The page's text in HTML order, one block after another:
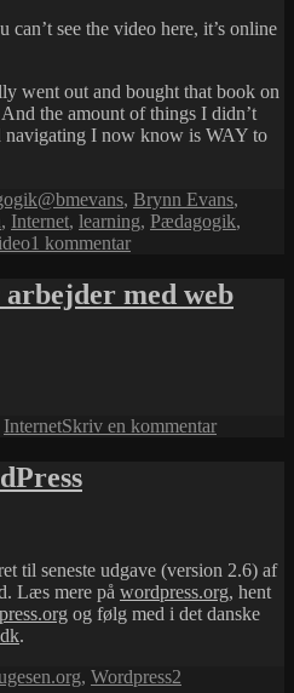
see the video here, it’s online
went out and bought that book on
the amount of things I didn’t
navigating I now know is WAY to
Tags
@bmevans, Brynn Evans,
, Internet, learning, Pædagogik,
1 kommentartil
Cognition
and
med web
InternetSkriv en kommentartil
til seneste udgave (version 2.6) af
Læs mere på wordpress.org, hent
og følg med i det danske
.
, Wordpress2